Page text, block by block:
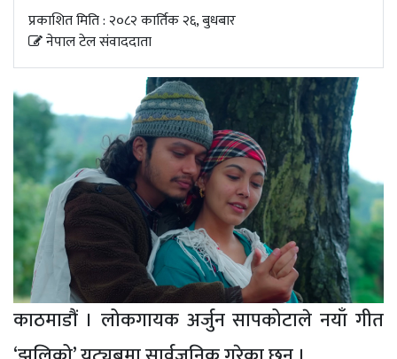
अपडेट
खेलकुद
स्वास्थ्य/
जिबनशैली
प्रकाशित मिति : २०८२ कार्तिक २६, बुधबार
नेपाल टेल संवाददाता
काठमाडौं । लोकगायक अर्जुन सापकोटाले नयाँ गीत